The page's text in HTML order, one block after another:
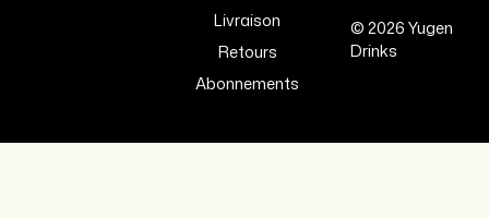
Livraison
Retours
Abonnements
© 2026 Yugen
Drinks